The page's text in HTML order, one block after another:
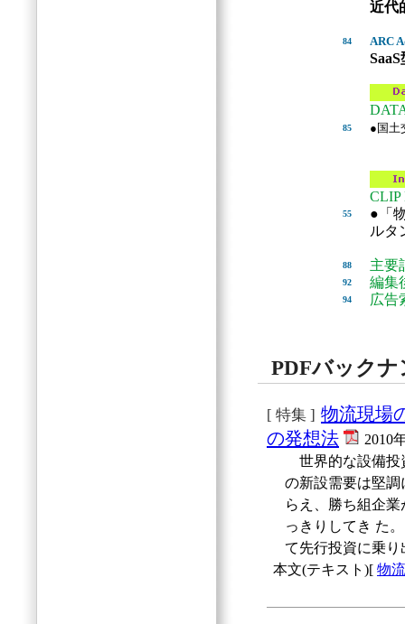
近代
84 ARC
85 ●国
CLIP
55
●「
ルタ
88 主要
92 編集
94 広告
PDFバックナ
[ 特集 ] 物流現場
の発想法
2010
世界的な設備投
の新設需要は堅
らえ、勝ち組企
っきりしてき た
て先行投資に乗り
本文(テキスト)[ 物